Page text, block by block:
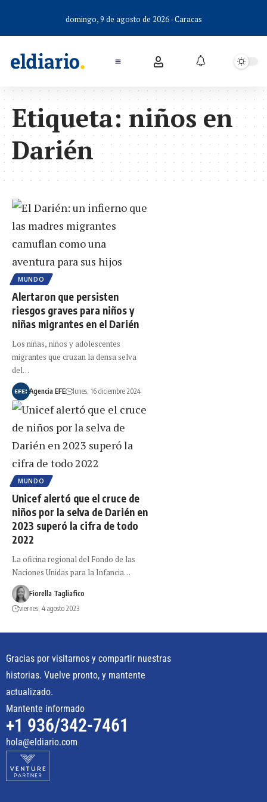
domingo, 9 de agosto de 2026 - Caracas
Etiqueta: niños en
Darién
MUNDO
Alertaron que persisten
riesgos graves para niños y
niñas migrantes en el Darién
Los niñas, niños y adolescentes
migrantes que cruzan la densa selva
del…
Agencia EFE lunes, 16 diciembre 2024
MUNDO
Unicef alertó que el cruce de
niños por la selva de Darién en
2023 superó la cifra de todo
2022
La oficina regional del Fondo de las
Naciones Unidas para la Infancia…
Fiorella Tagliafico
viernes, 4 agosto 2023
Gracias por visitarnos y compartir nuestras
historias. Vuelve pronto, y mantente
actualizado.
Mantente informado
+1 936/342-7461
hola@eldiario.com